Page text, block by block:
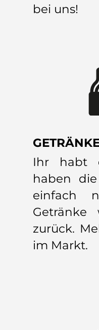
bei uns!
Ihr habt
haben
einfach
zurück.
im Markt.